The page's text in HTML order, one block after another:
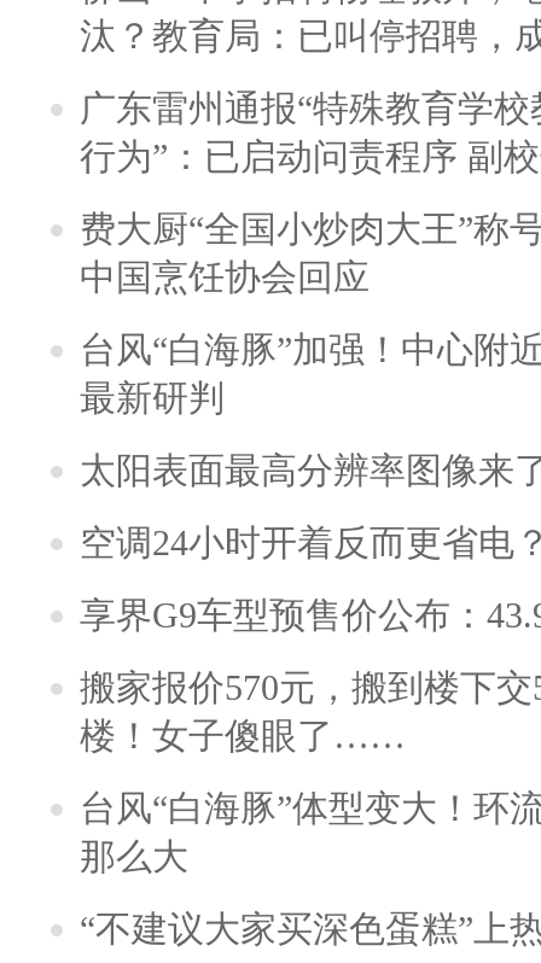
汰？教育局：已叫停招聘，
广东雷州通报“特殊教育学
行为”：已启动问责程序 副
费大厨“全国小炒肉大王”称
中国烹饪协会回应
台风“白海豚”加强！中心附
最新研判
太阳表面最高分辨率图像来
空调24小时开着反而更省电
享界G9车型预售价公布：
搬家报价570元，搬到楼下
楼！女子傻眼了……
台风“白海豚”体型变大！环
那么大
“不建议大家买深色蛋糕”上